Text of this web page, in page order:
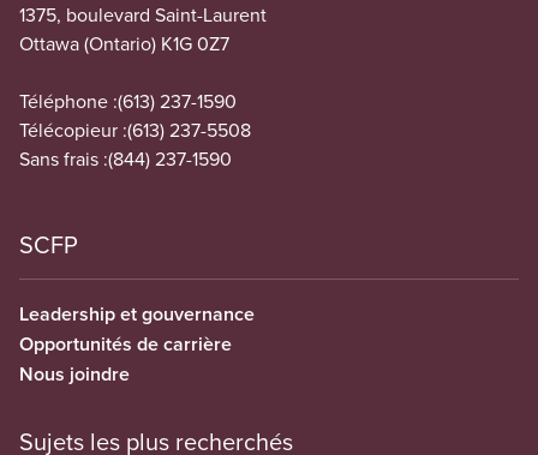
1375, boulevard Saint-Laurent
Ottawa (Ontario) K1G 0Z7
Téléphone :(613) 237-1590
Télécopieur :(613) 237-5508
Sans frais :(844) 237-1590
SCFP
Leadership et gouvernance
Opportunités de carrière
Nous joindre
Sujets les plus recherchés